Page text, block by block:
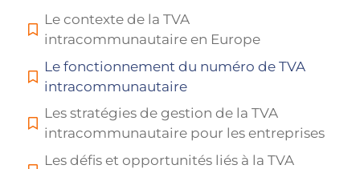
Le contexte de la TVA
intracommunautaire en Europe
Le fonctionnement du numéro de TVA
intracommunautaire
Les stratégies de gestion de la TVA
intracommunautaire pour les entreprises
Les défis et opportunités liés à la TVA